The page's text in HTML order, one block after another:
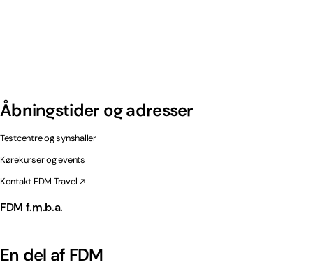
Åbningstider og adresser
Testcentre og synshaller
Kørekurser og events
Kontakt FDM Travel
FDM f.m.b.a.
En del af FDM